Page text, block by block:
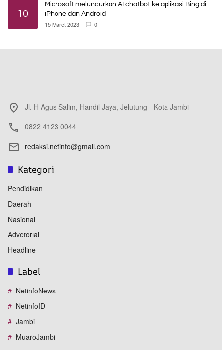
10
Microsoft meluncurkan AI chatbot ke aplikasi Bing di
iPhone dan Android
15 Maret 2023 0
Jl. H Agus Salim, Handil Jaya, Jelutung - Kota Jambi
0822 4123 0044
redaksi.netinfo@gmail.com
Kategori
Pendidikan
Daerah
Nasional
Advetorial
Headline
Label
NetinfoNews
NetinfoID
Jambi
MuaroJambi